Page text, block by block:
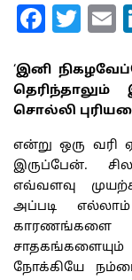
‘இனி
தெரிந்தாலும்
சொல்லி
என்று ஒரு வரி
இருப்பேன்.
எவ்வளவு
அப்படி
காரணங்களை
நோக்கியே